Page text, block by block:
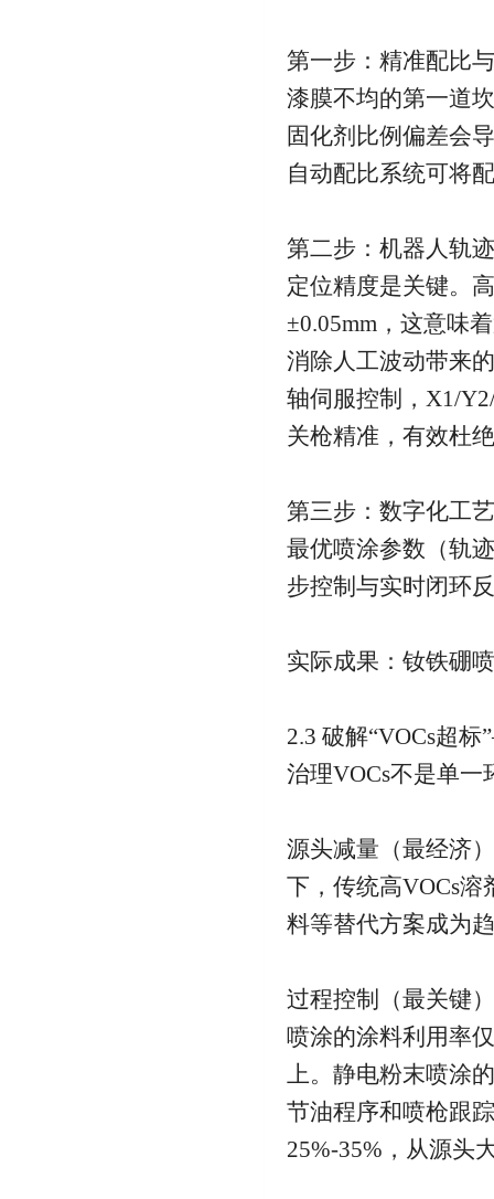
第一步：精准配比
漆膜不均的第一道
固化剂比例偏差会
自动配比系统可将
第二步：机器人轨
定位精度是关键。
±0.05mm，这意味
消除人工波动带来
轴伺服控制，X1/
关枪精准，有效杜
第三步：数字化工
最优喷涂参数（轨
步控制与实时闭环
实际成果：钕铁硼
2.3 破解“VOCs超
治理VOCs不是单一
源头减量（最经济
下，传统高VOCs
料等替代方案成为
过程控制（最关键
喷涂的涂料利用率
上。静电粉末喷涂
节油程序和喷枪跟
25%-35%，从源头